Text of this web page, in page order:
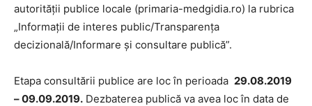
autorității publice locale (primaria-medgidia.ro) la rubrica
„Informații de interes public/Transparența
decizională/Informare și consultare publică”.
Etapa consultării publice are loc în perioada 29.08.2019
– 09.09.2019. Dezbaterea publică va avea loc în data de